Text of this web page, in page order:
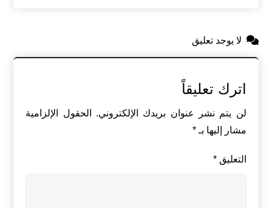
لا يوجد تعليق
اترك تعليقاً
لن يتم نشر عنوان بريدك الإلكتروني.
الحقول الإلزامية
مشار إليها بـ*
التعليق*